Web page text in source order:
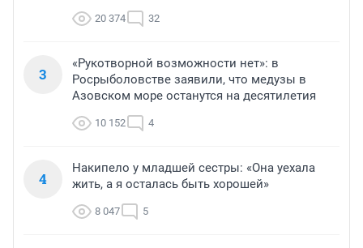
20 374 32
3
«Рукотворной возможности нет»: в
Росрыболовстве заявили, что медузы в
Азовском море останутся на десятилетия
10 152 4
4
Накипело у младшей сестры: «Она уехала
жить, а я осталась быть хорошей»
8 047 5